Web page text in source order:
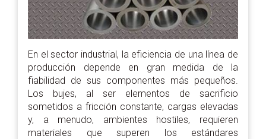
En el sector industrial, la eficiencia de una línea de
producción depende en gran medida de la
fiabilidad de sus componentes más pequeños.
Los bujes, al ser elementos de sacrificio
sometidos a fricción constante, cargas elevadas
y, a menudo, ambientes hostiles, requieren
materiales que superen los estándares